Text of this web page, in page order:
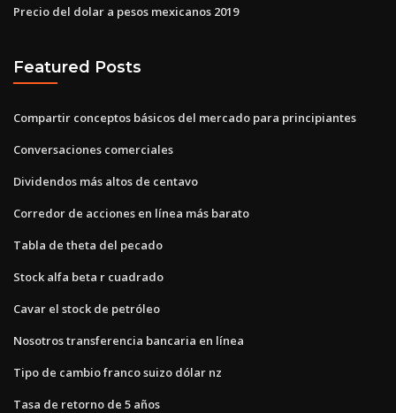
Precio del dolar a pesos mexicanos 2019
Featured Posts
Compartir conceptos básicos del mercado para principiantes
Conversaciones comerciales
Dividendos más altos de centavo
Corredor de acciones en línea más barato
Tabla de theta del pecado
Stock alfa beta r cuadrado
Cavar el stock de petróleo
Nosotros transferencia bancaria en línea
Tipo de cambio franco suizo dólar nz
Tasa de retorno de 5 años